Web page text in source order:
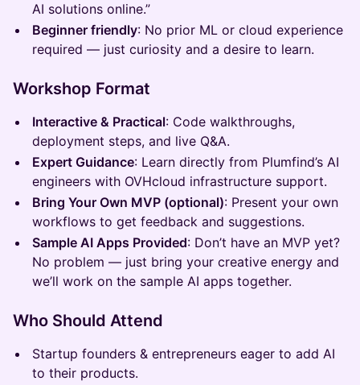
AI solutions online.”
Beginner friendly: No prior ML or cloud experience
required — just curiosity and a desire to learn.
Workshop Format
Interactive & Practical: Code walkthroughs,
deployment steps, and live Q&A.
Expert Guidance: Learn directly from Plumfind’s AI
engineers with OVHcloud infrastructure support.
Bring Your Own MVP (optional): Present your own
workflows to get feedback and suggestions.
Sample AI Apps Provided: Don’t have an MVP yet?
No problem — just bring your creative energy and
we’ll work on the sample AI apps together.
Who Should Attend
Startup founders & entrepreneurs eager to add AI
to their products.